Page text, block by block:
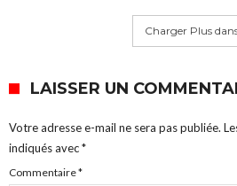
Charger Plus
LAISSER UN
Votre adresse e-mail ne sera pas publiée.
indiqués avec*
Commentaire*